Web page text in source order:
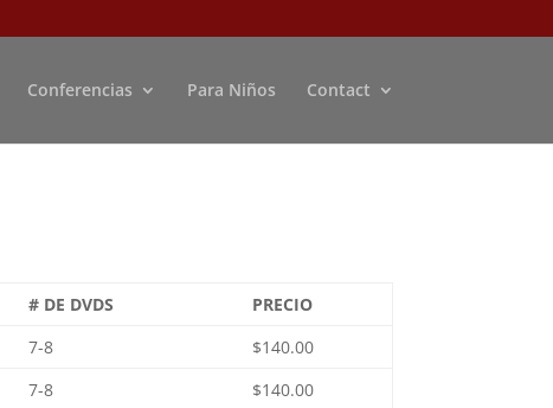
Conferencias Para Niños Contact
# DE DVDS
PRECIO
7-8
$140.00
7-8
$140.00